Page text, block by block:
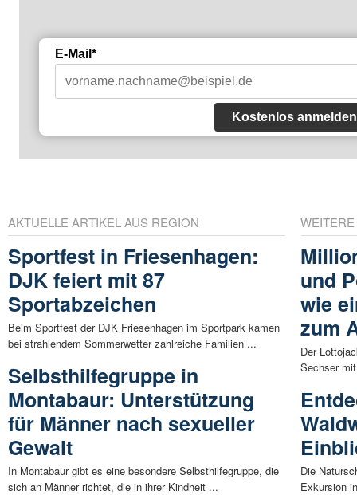
E-Mail*
Kostenlos anmelden
AKTUELLE ARTIKEL AUS REGION
Sportfest in Friesenhagen:
DJK feiert mit 87
Sportabzeichen
Beim Sportfest der DJK Friesenhagen im Sportpark kamen
bei strahlendem Sommerwetter zahlreiche Familien ...
Selbsthilfegruppe in
Montabaur: Unterstützung
für Männer nach sexueller
Gewalt
In Montabaur gibt es eine besondere Selbsthilfegruppe, die
sich an Männer richtet, die in ihrer Kindheit ...
und
wie
zum
Der
Sechser
Die
Exkursion